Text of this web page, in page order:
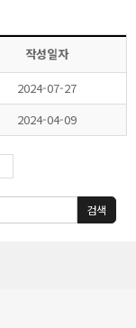
작성일자
2024-07-27
2024-04-09
검색